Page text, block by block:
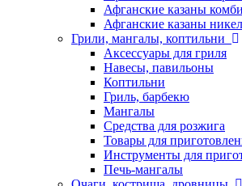
Афганские казаны
Афганские казаны
Грили, мангалы, коптильни
Аксессуары для гриля
Навесы, павильоны
Коптильни
Гриль, барбекю
Мангалы
Средства для розжига
Товары для
Инструменты для
Печь-мангалы